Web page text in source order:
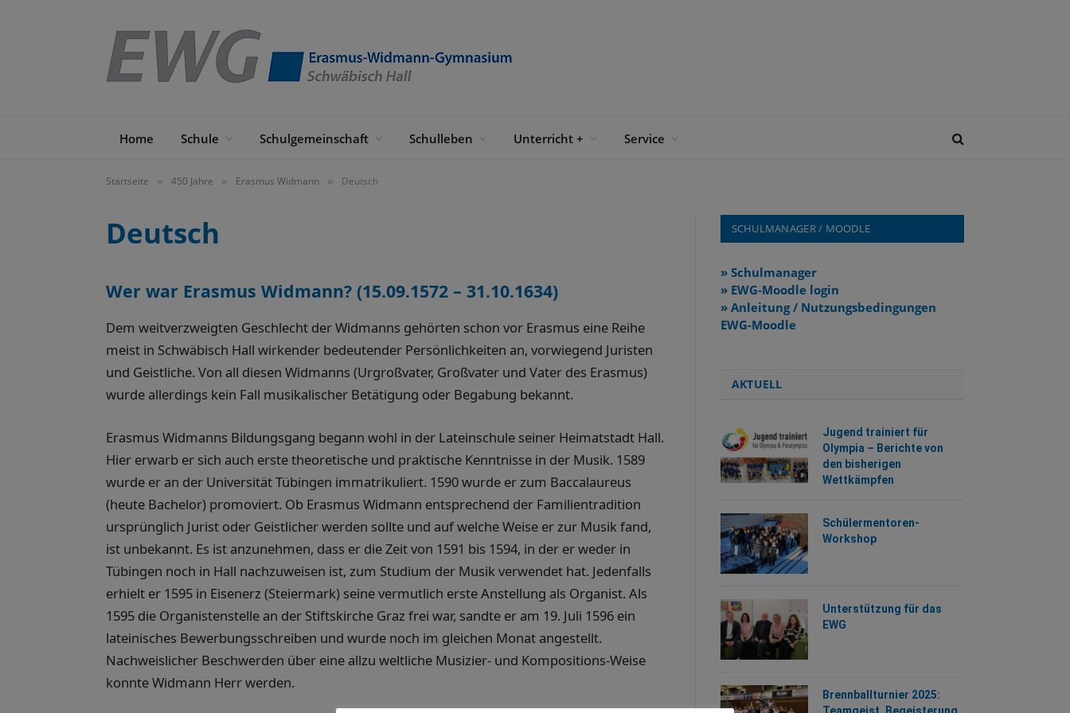
Home Schule Schulgemeinschaft Schulleben Unterricht + Service
Startseite » 450 Jahre » Erasmus Widmann » Deutsch
Deutsch
Wer war Erasmus Widmann? (15.09.1572 – 31.10.1634)
Dem weitverzweigten Geschlecht der Widmanns gehörten schon vor Erasmus eine Reihe
meist in Schwäbisch Hall wirkender bedeutender Persönlichkeiten an, vorwiegend Juristen
und Geistliche. Von all diesen Widmanns (Urgroßvater, Großvater und Vater des Erasmus)
wurde allerdings kein Fall musikalischer Betätigung oder Begabung bekannt.
Erasmus Widmanns Bildungsgang begann wohl in der Lateinschule seiner Heimatstadt Hall.
Hier erwarb er sich auch erste theoretische und praktische Kenntnisse in der Musik. 1589
wurde er an der Universität Tübingen immatrikuliert. 1590 wurde er zum Baccalaureus
(heute Bachelor) promoviert. Ob Erasmus Widmann entsprechend der Familientradition
ursprünglich Jurist oder Geistlicher werden sollte und auf welche Weise er zur Musik fand,
ist unbekannt. Es ist anzunehmen, dass er die Zeit von 1591 bis 1594, in der er weder in
Tübingen noch in Hall nachzuweisen ist, zum Studium der Musik verwendet hat. Jedenfalls
erhielt er 1595 in Eisenerz (Steiermark) seine vermutlich erste Anstellung als Organist. Als
1595 die Organistenstelle an der Stiftskirche Graz frei war, sandte er am 19. Juli 1596 ein
lateinisches Bewerbungsschreiben und wurde noch im gleichen Monat angestellt.
Nachweislicher Beschwerden über eine allzu weltliche Musizier- und Kompositions-Weise
konnte Widmann Herr werden.
SCHULMANAGER / MOODLE
» Schulmanager
» EWG-Moodle login
» Anleitung / Nutzungsbedingungen
EWG-Moodle
AKTUELL
Jugend trainiert für
Olympia – Berichte von
den bisherigen
Wettkämpfen
Schülermentoren-
Workshop
Unterstützung für das
EWG
Brennballturnier 2025: